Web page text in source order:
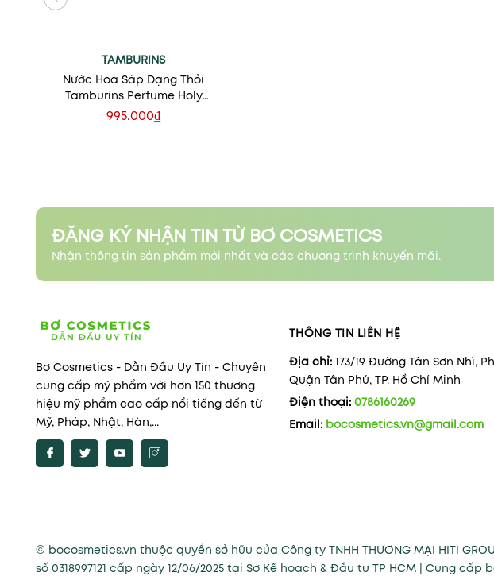
TAMBURINS
Nước Hoa Sáp Dạng Thỏi
Tamburins Perfume Holy
Metal
995.000₫
ĐĂNG KÝ NHẬN TIN TỪ BƠ COSMETICS
Nhận thông tin sản phẩm mới nhất và các chương trình khuyến mãi.
Bơ Cosmetics - Dẫn Đầu Uy Tín - Chuyên
cung cấp mỹ phẩm với hơn 150 thương
hiệu mỹ phẩm cao cấp nổi tiếng đến từ
Mỹ, Pháp, Nhật, Hàn,...
THÔNG TIN LIÊN HỆ
Địa chỉ: 173/19 Đường Tân Sơn Nhì,
Quận Tân Phú, TP. Hồ Chí Minh
Điện thoại: 0786160269
Email: bocosmetics.vn@gmail.com
© bocosmetics.vn thuộc quyền sở hữu của Công ty TNHH THƯƠNG MẠI HITI
số 0318997121 cấp ngày 12/06/2025 tại Sở Kế hoạch & Đầu tư TP HCM | Cung cấp